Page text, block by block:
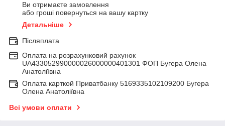
Ви отримаєте замовлення
або гроші повернуться на вашу картку
Детальніше
Післяплата
Оплата на розрахунковий рахунок
UA433052990000026000000401301 ФОП Бугера Олена
Анатоліївна
Оплата карткой Приватбанку 5169335102109200 Бугера
Олена Анатоліївна
Всі умови оплати